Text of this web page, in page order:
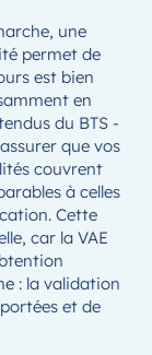
une
permet de
est bien
en
du BTS -
que vos
couvrent
à celles
Cette
car la VAE
: la validation
et de